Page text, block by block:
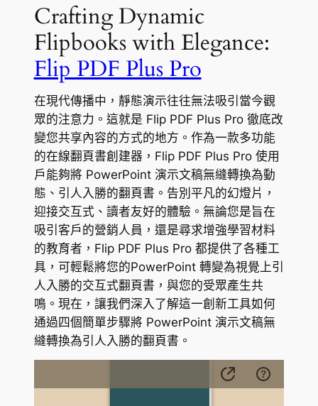
Crafting Dynamic
Flipbooks with Elegance:
Flip PDF Plus Pro
在現代傳播中，靜態演示往往無法吸引當今觀
眾的注意力。這就是 Flip PDF Plus Pro 徹底改
變您共享內容的方式的地方。作為一款多功能
的在線翻頁書創建器，Flip PDF Plus Pro 使用
戶能夠將 PowerPoint 演示文稿無縫轉換為動
態、引人入勝的翻頁書。告別平凡的幻燈片，
迎接交互式、讀者友好的體驗。無論您是旨在
吸引客戶的營銷人員，還是尋求增強學習材料
的教育者，Flip PDF Plus Pro 都提供了各種工
具，可輕鬆將您的PowerPoint 轉變為視覺上引
人入勝的交互式翻頁書，與您的受眾產生共
鳴。現在，讓我們深入了解這一創新工具如何
通過四個簡單步驟將 PowerPoint 演示文稿無
縫轉換為引人入勝的翻頁書。